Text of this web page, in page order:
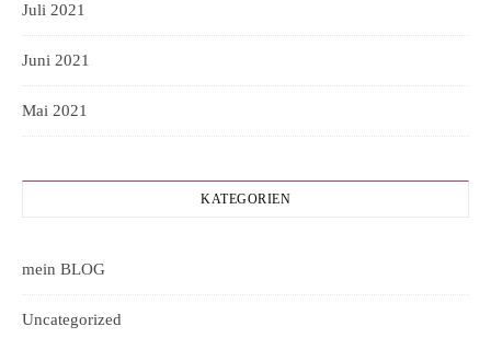
Juli 2021
Juni 2021
Mai 2021
KATEGORIEN
mein BLOG
Uncategorized